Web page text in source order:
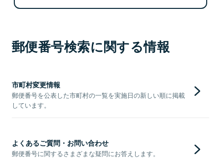
郵便番号検索に関する情報
市町村変更情報
郵便番号を公表した市町村の一覧を実施日の新しい順に掲載
しています。
よくあるご質問・お問い合わせ
郵便番号に関するさまざまな疑問にお答えします。